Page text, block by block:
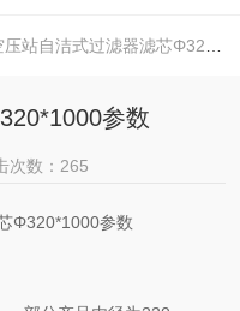
站自洁式过滤器滤芯Φ320*1000参数
参数
次数：265